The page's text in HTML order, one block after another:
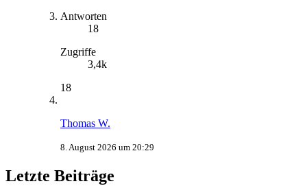
Antworten
18
Zugriffe
3,4k
18
Thomas W.
8. August 2026 um 20:29
Letzte Beiträge